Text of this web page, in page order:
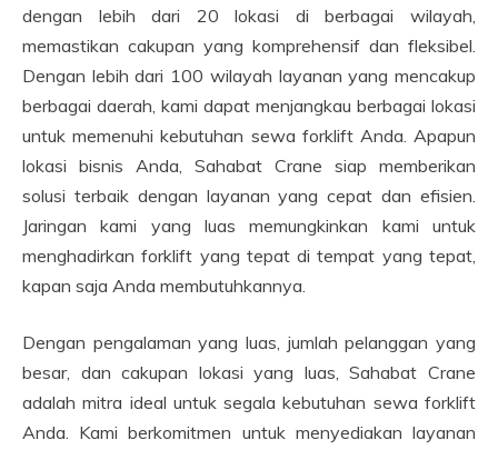
dengan lebih dari 20 lokasi di berbagai wilayah,
memastikan cakupan yang komprehensif dan fleksibel.
Dengan lebih dari 100 wilayah layanan yang mencakup
berbagai daerah, kami dapat menjangkau berbagai lokasi
untuk memenuhi kebutuhan sewa forklift Anda. Apapun
lokasi bisnis Anda, Sahabat Crane siap memberikan
solusi terbaik dengan layanan yang cepat dan efisien.
Jaringan kami yang luas memungkinkan kami untuk
menghadirkan forklift yang tepat di tempat yang tepat,
kapan saja Anda membutuhkannya.
Dengan pengalaman yang luas, jumlah pelanggan yang
besar, dan cakupan lokasi yang luas, Sahabat Crane
adalah mitra ideal untuk segala kebutuhan sewa forklift
Anda. Kami berkomitmen untuk menyediakan layanan